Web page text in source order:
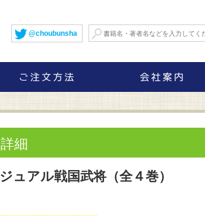
@choubunsha
細
ュアル戦国武将（全４巻）